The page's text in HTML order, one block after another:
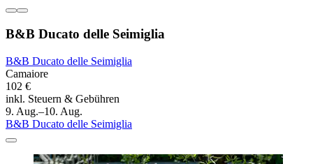
B&B Ducato delle Seimiglia
B&B Ducato delle Seimiglia
Camaiore
102 €
inkl. Steuern & Gebühren
9. Aug.–10. Aug.
B&B Ducato delle Seimiglia